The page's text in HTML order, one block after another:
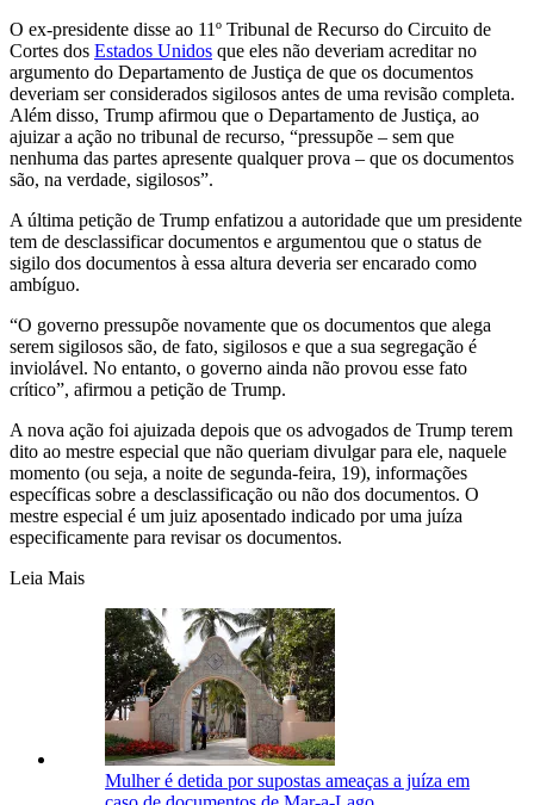
O ex-presidente disse ao 11º Tribunal de Recurso do Circuito de
Cortes dos Estados Unidos que eles não deveriam acreditar no
argumento do Departamento de Justiça de que os documentos
deveriam ser considerados sigilosos antes de uma revisão completa.
Além disso, Trump afirmou que o Departamento de Justiça, ao
ajuizar a ação no tribunal de recurso, “pressupõe – sem que
nenhuma das partes apresente qualquer prova – que os documentos
são, na verdade, sigilosos”.
A última petição de Trump enfatizou a autoridade que um presidente
tem de desclassificar documentos e argumentou que o status de
sigilo dos documentos à essa altura deveria ser encarado como
ambíguo.
“O governo pressupõe novamente que os documentos que alega
serem sigilosos são, de fato, sigilosos e que a sua segregação é
inviolável. No entanto, o governo ainda não provou esse fato
crítico”, afirmou a petição de Trump.
A nova ação foi ajuizada depois que os advogados de Trump terem
dito ao mestre especial que não queriam divulgar para ele, naquele
momento (ou seja, a noite de segunda-feira, 19), informações
específicas sobre a desclassificação ou não dos documentos. O
mestre especial é um juiz aposentado indicado por uma juíza
especificamente para revisar os documentos.
Leia Mais
Mulher é detida por supostas ameaças a juíza em